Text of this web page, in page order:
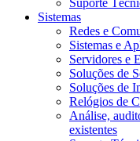
Sistemas
Redes e
Sistemas e
Servidores e
Soluções de
Soluções de
Relógios de
Análise,
existentes